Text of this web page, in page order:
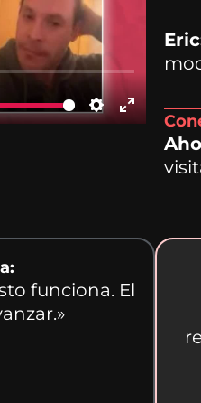
funciona. El